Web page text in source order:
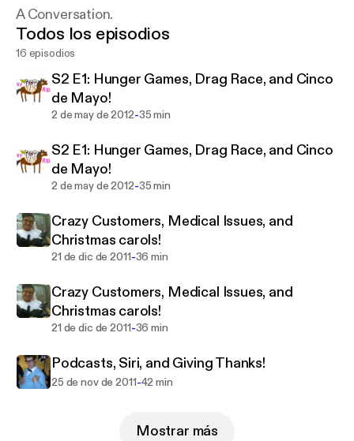
A Conversation.
Todos los episodios
16 episodios
S2 E1: Hunger Games, Drag Race, and Cinco
de Mayo!
2 de may de 2012-35 min
S2 E1: Hunger Games, Drag Race, and Cinco
de Mayo!
2 de may de 2012-35 min
Crazy Customers, Medical Issues, and
Christmas carols!
21 de dic de 2011-36 min
Crazy Customers, Medical Issues, and
Christmas carols!
21 de dic de 2011-36 min
Podcasts, Siri, and Giving Thanks!
25 de nov de 2011-42 min
Mostrar más